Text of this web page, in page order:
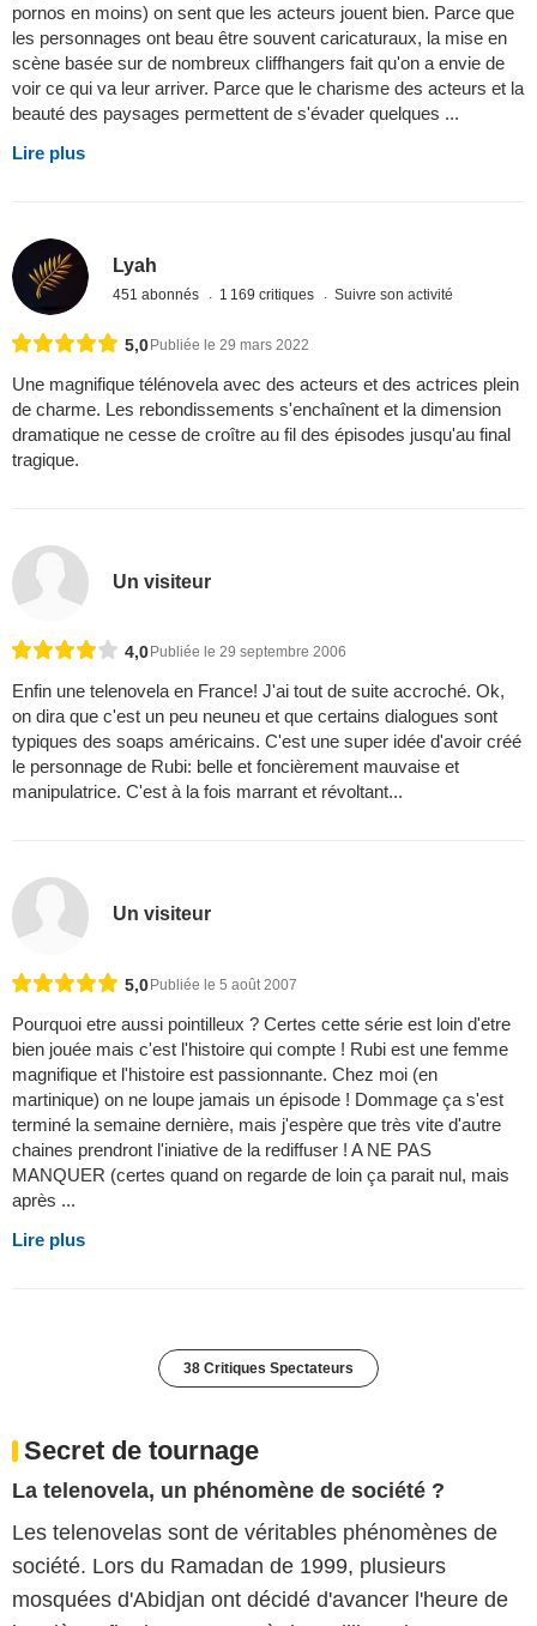
pornos en moins) on sent que les acteurs jouent bien. Parce que
les personnages ont beau être souvent caricaturaux, la mise en
scène basée sur de nombreux cliffhangers fait qu'on a envie de
voir ce qui va leur arriver. Parce que le charisme des acteurs et la
beauté des paysages permettent de s'évader quelques ...
Lire plus
Lyah
451 abonnés 1 169 critiques Suivre son activité
5,0 Publiée le 29 mars 2022
Une magnifique télénovela avec des acteurs et des actrices plein
de charme. Les rebondissements s'enchaînent et la dimension
dramatique ne cesse de croître au fil des épisodes jusqu'au final
tragique.
Un visiteur
4,0 Publiée le 29 septembre 2006
Enfin une telenovela en France! J'ai tout de suite accroché. Ok,
on dira que c'est un peu neuneu et que certains dialogues sont
typiques des soaps américains. C'est une super idée d'avoir créé
le personnage de Rubi: belle et foncièrement mauvaise et
manipulatrice. C'est à la fois marrant et révoltant...
Un visiteur
5,0Publiée le 5 août 2007
Pourquoi etre aussi pointilleux ? Certes cette série est loin d'etre
bien jouée mais c'est l'histoire qui compte ! Rubi est une femme
magnifique et l'histoire est passionnante. Chez moi (en
martinique) on ne loupe jamais un épisode ! Dommage ça s'est
terminé la semaine dernière, mais j'espère que très vite d'autre
chaines prendront l'iniative de la rediffuser ! A NE PAS
MANQUER (certes quand on regarde de loin ça parait nul, mais
après ...
Lire plus
38 Critiques Spectateurs
Secret de tournage
La telenovela, un phénomène de société ?
Les telenovelas sont de véritables phénomènes de
société. Lors du Ramadan de 1999, plusieurs
mosquées d'Abidjan ont décidé d'avancer l'heure de